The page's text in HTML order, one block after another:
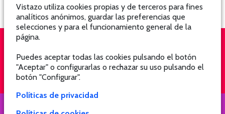
QUIÉNES SOMOS SUSCRÍBETE
Vistazo utiliza cookies propias y de terceros para fines
analíticos anónimos, guardar las preferencias que
selecciones y para el funcionamiento general de la
página.
Puedes aceptar todas las cookies pulsando el botón
"Aceptar" o configurarlas o rechazar su uso pulsando el
botón "Configurar".
Políticas de privacidad